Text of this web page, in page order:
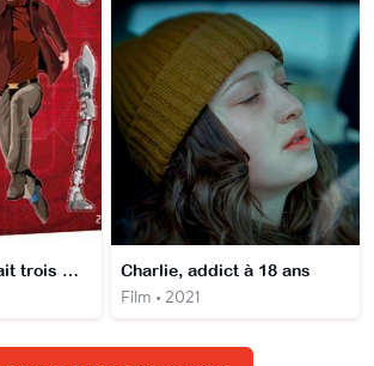
L'Homme qui valait trois milliards Charlie, addict à 18 ans
Film • 2021